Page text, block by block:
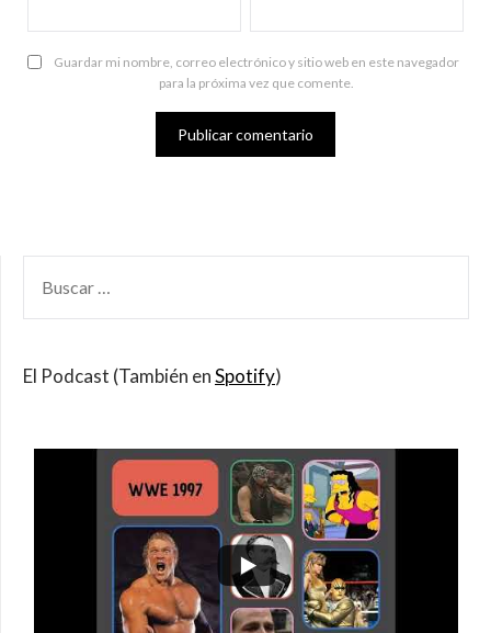
Guardar mi nombre, correo electrónico y sitio web en este navegador
para la próxima vez que comente.
POR:
El Podcast (También enSpotify)